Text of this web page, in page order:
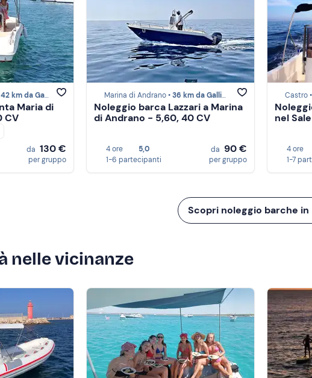
42 km da Gallipoli
Maria di
CV
da 130 €
per gruppo
Marina di Andrano •36 km da Gallipoli
Noleggio barca Lazzari a Marina
di Andrano - 5,60, 40 CV
4 ore
5,0
1-6 partecipanti
da 90 €
per gruppo
Castro •
nel
4 ore
1-7
Scopri noleggio barche in
nelle vicinanze